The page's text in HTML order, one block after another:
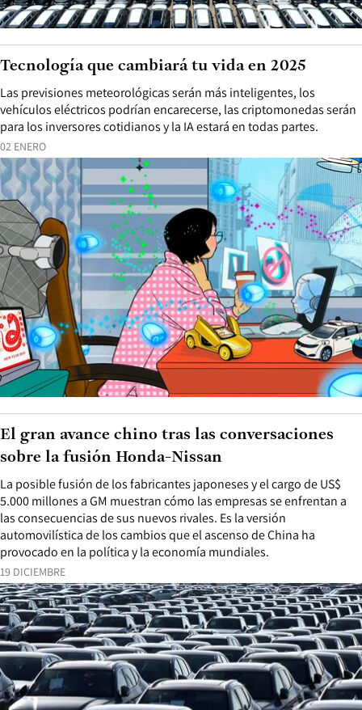
02 ENERO
Las previsiones meteorológicas serán más inteligentes, los
vehículos eléctricos podrían encarecerse, las criptomonedas serán
para los inversores cotidianos y la IA estará en todas partes.
Tecnología que cambiará tu vida en 2025
19 DICIEMBRE
La posible fusión de los fabricantes japoneses y el cargo de US$
5.000 millones a GM muestran cómo las empresas se enfrentan a
las consecuencias de sus nuevos rivales. Es la versión
automovilística de los cambios que el ascenso de China ha
provocado en la política y la economía mundiales.
El gran avance chino tras las conversaciones
sobre la fusión Honda-Nissan